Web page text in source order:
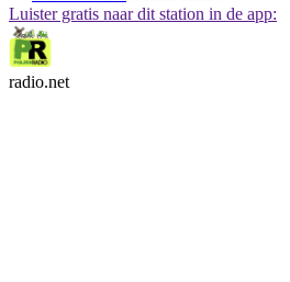
Luister gratis naar dit station in de app:
radio.net